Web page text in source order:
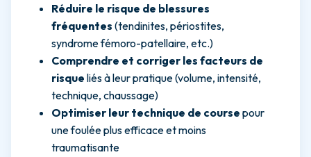
Réduire le risque de blessures
fréquentes (tendinites, périostites,
syndrome fémoro-patellaire, etc.)
Comprendre et corriger les facteurs de
risque liés à leur pratique (volume, intensité,
technique, chaussage)
Optimiser leur technique de course pour
une foulée plus efficace et moins
traumatisante